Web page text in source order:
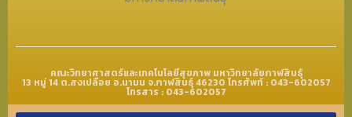
คณะวิทยาศาสตร์และเทคโนโลยีสุขภาพ มหาวิทยาลัยกาฬสินธุ์
13 หมู่ 14 ต.สงเปลือย อ.นามน จ.กาฬสินธุ์ 46230 โทรศัพท์ : 043-602057
โทรสาร : 043-602057